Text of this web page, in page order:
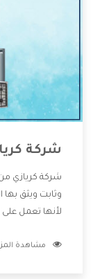
شركة
شركة كريازي
وثابت ويثق
لأنها تعمل
وتقدممشاهدة